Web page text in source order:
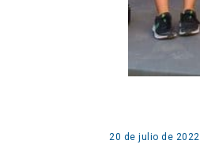
20 de julio de 2022